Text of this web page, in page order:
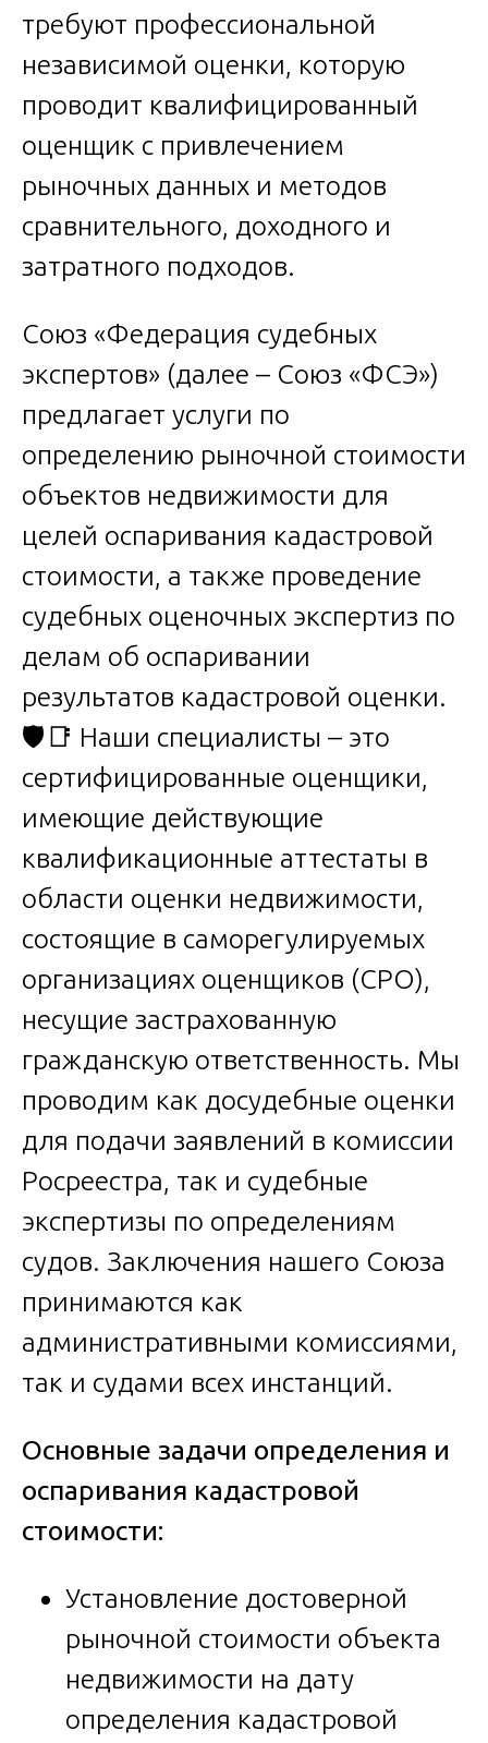
требуют профессиональной
независимой оценки, которую
проводит квалифицированный
оценщик с привлечением
рыночных данных и методов
сравнительного, доходного и
затратного подходов.
Союз «Федерация судебных
экспертов» (далее – Союз «ФСЭ»)
предлагает услуги по
определению рыночной стоимости
объектов недвижимости для
целей оспаривания кадастровой
стоимости, а также проведение
судебных оценочных экспертиз по
делам об оспаривании
результатов кадастровой оценки.
🛡️📑 Наши специалисты – это
сертифицированные оценщики,
имеющие действующие
квалификационные аттестаты в
области оценки недвижимости,
состоящие в саморегулируемых
организациях оценщиков (СРО),
несущие застрахованную
гражданскую ответственность. Мы
проводим как досудебные оценки
для подачи заявлений в комиссии
Росреестра, так и судебные
экспертизы по определениям
судов. Заключения нашего Союза
принимаются как
административными комиссиями,
так и судами всех инстанций.
Основные задачи определения и
оспаривания кадастровой
стоимости:
Установление достоверной
рыночной стоимости объекта
недвижимости на дату
определения кадастровой